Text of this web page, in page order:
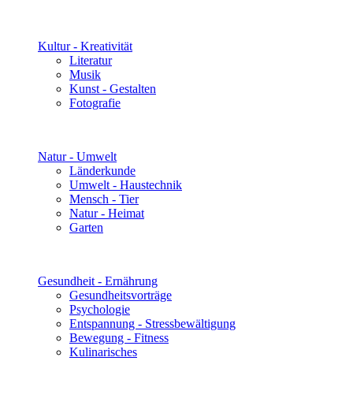
Kultur - Kreativität
Literatur
Musik
Kunst - Gestalten
Fotografie
Natur - Umwelt
Länderkunde
Umwelt - Haustechnik
Mensch - Tier
Natur - Heimat
Garten
Gesundheit - Ernährung
Gesundheitsvorträge
Psychologie
Entspannung - Stressbewältigung
Bewegung - Fitness
Kulinarisches